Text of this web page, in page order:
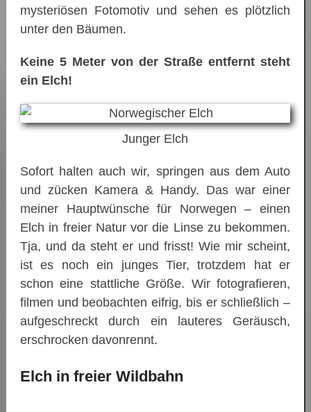
mysteriösen Fotomotiv und sehen es plötzlich
unter den Bäumen.
Keine 5 Meter von der Straße entfernt steht
ein Elch!
Junger Elch
Sofort halten auch wir, springen aus dem Auto
und zücken Kamera & Handy. Das war einer
meiner Hauptwünsche für Norwegen – einen
Elch in freier Natur vor die Linse zu bekommen.
Tja, und da steht er und frisst! Wie mir scheint,
ist es noch ein junges Tier, trotzdem hat er
schon eine stattliche Größe. Wir fotografieren,
filmen und beobachten eifrig, bis er schließlich –
aufgeschreckt durch ein lauteres Geräusch,
erschrocken davonrennt.
Elch in freier Wildbahn